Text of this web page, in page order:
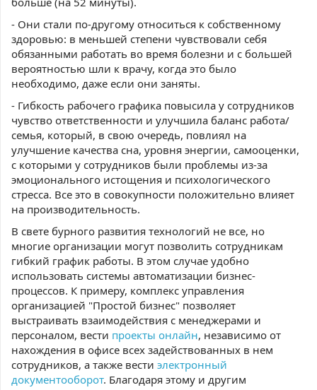
- Они стали по-другому относиться к собственному
здоровью: в меньшей степени чувствовали себя
обязанными работать во время болезни и с большей
вероятностью шли к врачу, когда это было
необходимо, даже если они заняты.
- Гибкость рабочего графика повысила у сотрудников
чувство ответственности и улучшила баланс работа/
семья, который, в свою очередь, повлиял на
улучшение качества сна, уровня энергии, самооценки,
с которыми у сотрудников были проблемы из-за
эмоционального истощения и психологического
стресса. Все это в совокупности положительно влияет
на производительность.
В свете бурного развития технологий не все, но
многие организации могут позволить сотрудникам
гибкий график работы. В этом случае удобно
использовать системы автоматизации бизнес-
процессов. К примеру, комплекс управления
организацией "Простой бизнес" позволяет
выстраивать взаимодействия с менеджерами и
персоналом, вести проекты онлайн, независимо от
нахождения в офисе всех задействованных в нем
сотрудников, а также вести электронный
документооборот. Благодаря этому и другим